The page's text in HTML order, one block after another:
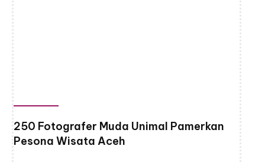
250 Fotografer Muda Unimal Pamerkan
Pesona Wisata Aceh